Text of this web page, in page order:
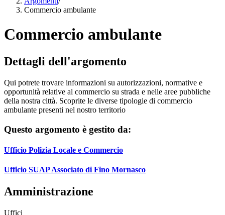
Commercio ambulante
Commercio ambulante
Dettagli dell'argomento
Qui potrete trovare informazioni su autorizzazioni, normative e
opportunità relative al commercio su strada e nelle aree pubbliche
della nostra città. Scoprite le diverse tipologie di commercio
ambulante presenti nel nostro territorio
Questo argomento è gestito da:
Ufficio Polizia Locale e Commercio
Ufficio SUAP Associato di Fino Mornasco
Amministrazione
Uffici